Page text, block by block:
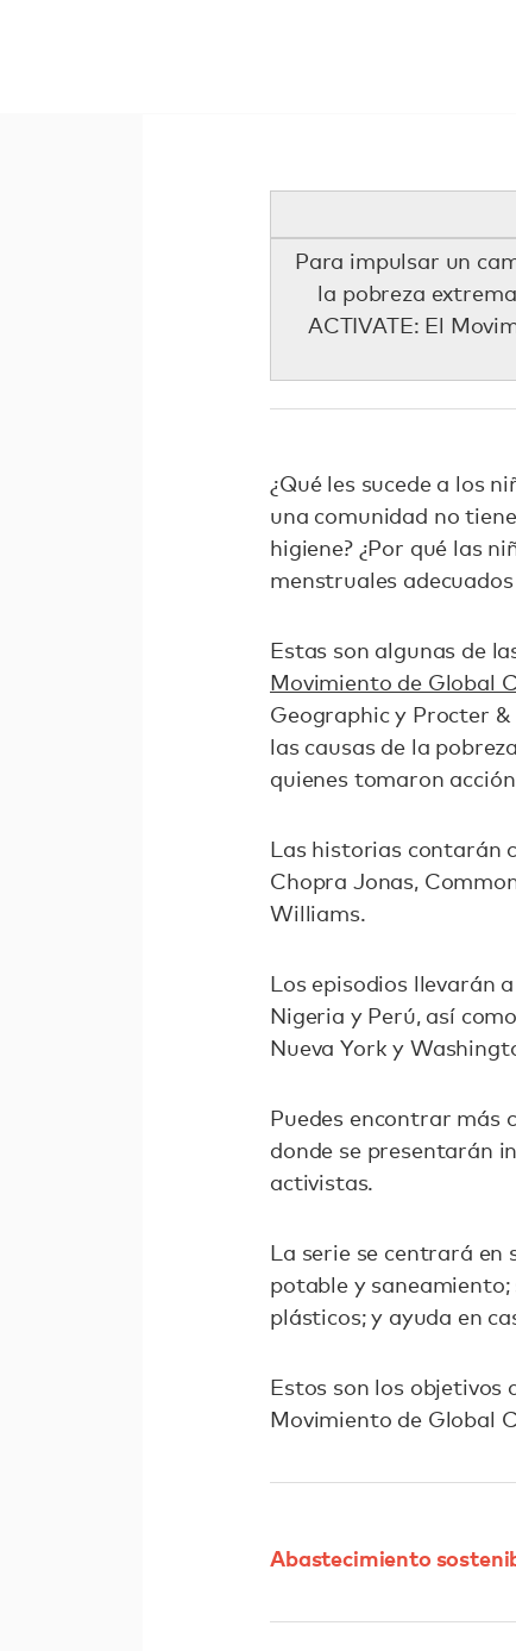
Para impulsar un
la pobreza
ACTIVATE: El
¿Qué les sucede a los
una comunidad no
higiene? ¿Por qué las
menstruales
Estas son algunas de
Movimiento de Global
Geographic y Procter
las causas de la
quienes tomaron
Las historias contarán
Chopra Jonas,
Williams.
Los episodios llevarán
Nigeria y Perú, así
Nueva York y
Puedes encontrar más
donde se presentarán
activistas.
La serie se centrará en
potable y
plásticos; y ayuda en
Estos son los objetivos
Movimiento de Global
Abastecimiento